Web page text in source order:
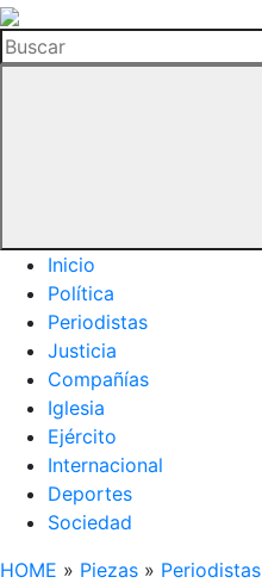
La
Hemeroteca
del
Buscar
Inicio
Política
Periodistas
Justicia
Compañías
Iglesia
Ejército
Internacional
Deportes
Sociedad
HOME » Piezas » Periodistas